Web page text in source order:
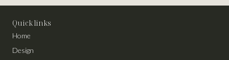
Home
Design
Quick links